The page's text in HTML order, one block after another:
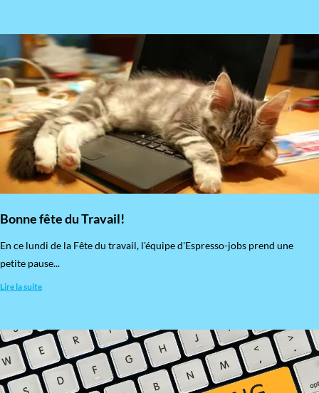
Bonne fête du Travail!
En ce lundi de la Fête du travail, l'équipe d'Espresso-jobs prend une
petite pause...
Lire la suite